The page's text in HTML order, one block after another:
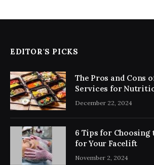
EDITOR'S PICKS
The Pros and Cons
Services for
December 22, 2024
6 Tips for Choosing
for Your Facelift
November 2, 2024